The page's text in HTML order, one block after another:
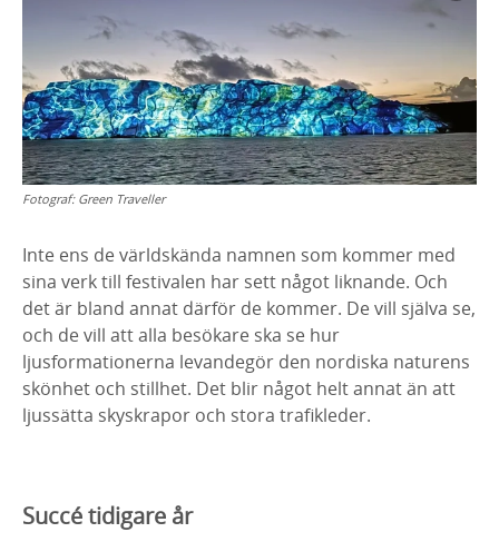
Fotograf: Green Traveller
Inte ens de världskända namnen som kommer med
sina verk till festivalen har sett något liknande. Och
det är bland annat därför de kommer. De vill själva se,
och de vill att alla besökare ska se hur
ljusformationerna levandegör den nordiska naturens
skönhet och stillhet. Det blir något helt annat än att
ljussätta skyskrapor och stora trafikleder.
Succé tidigare år